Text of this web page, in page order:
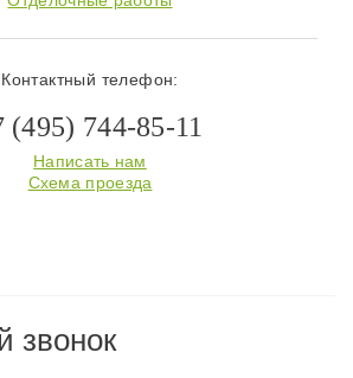
Контактный телефон:
(495) 744-85-11
Написать нам
Схема проезда
звонок